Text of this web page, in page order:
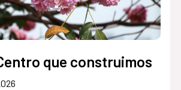
que construimos